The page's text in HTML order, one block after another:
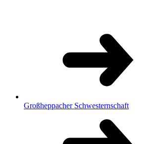
Großheppacher Schwesternschaft